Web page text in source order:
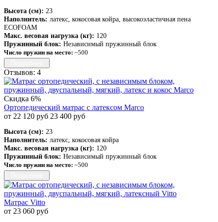
Высота (см): 23
Наполнитель: латекс, кокосовая койра, высокоэластичная пена
ECOFOAM
Макс. весовая нагрузка (кг): 120
Пружинный блок: Независимый пружинный блок
Число пружин на место: ~500
Отзывов: 4
Скидка 6%
Ортопедический матрас с латексом Marco
от 22 120 руб 23 400 руб
Высота (см): 23
Наполнитель: латекс, кокосовая койра
Макс. весовая нагрузка (кг): 120
Пружинный блок: Независимый пружинный блок
Число пружин на место: ~500
Матрас Vitto
от 23 060 руб